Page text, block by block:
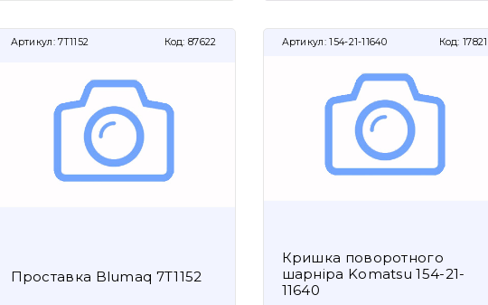
Артикул: 7T1152 Код: 87622
Проставка Blumaq 7T1152
Артикул: 154-21-11640 Код: 17821
Кришка поворотного
шарніра Komatsu 154-21-
11640